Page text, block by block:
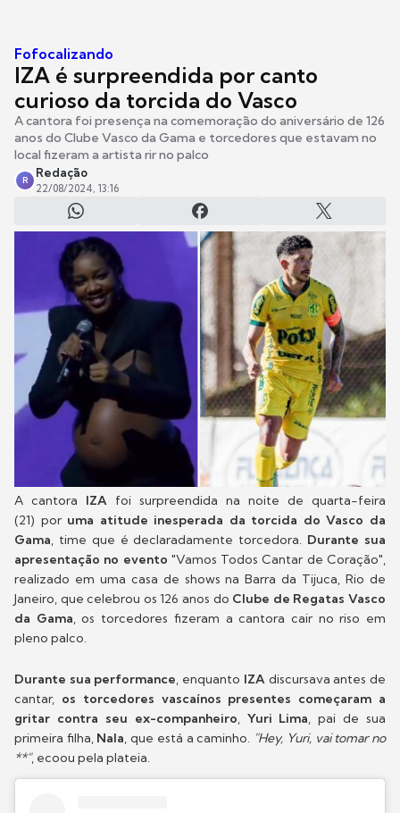
Fofocalizando
IZA é surpreendida por canto
curioso da torcida do Vasco
A cantora foi presença na comemoração do aniversário de 126
anos do Clube Vasco da Gama e torcedores que estavam no
local fizeram a artista rir no palco
R
Redação
22/08/2024, 13:16
A cantora IZA foi surpreendida na noite de quarta-feira
(21) poruma atitude inesperada da torcida do Vasco da
Gama, time que é declaradamente torcedora. Durante sua
apresentação no evento "Vamos Todos Cantar de Coração",
realizado em uma casa de shows na Barra da Tijuca, Rio de
Janeiro, que celebrou os 126 anos do Clube de Regatas Vasco
da Gama, os torcedores fizeram a cantora cair no riso em
pleno palco.
Durante sua performance, enquanto IZA discursava antes de
cantar, os torcedores vascaínos presentes começaram a
gritar contra seu ex-companheiro, Yuri Lima, pai de sua
primeira filha,Nala, que está a caminho. "Hey, Yuri, vai tomar no
**", ecoou pela plateia.